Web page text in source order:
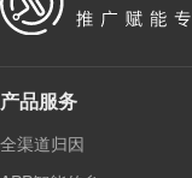
产品服务
全渠道归因